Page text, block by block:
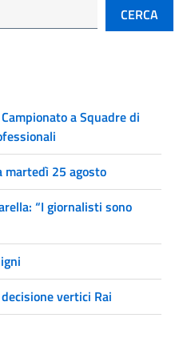
CERCA
a Squadre di
martedì 25 agosto
“I giornalisti sono
vertici Rai